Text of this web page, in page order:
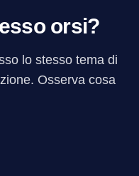
orsi?
lo stesso tema di
Osserva cosa